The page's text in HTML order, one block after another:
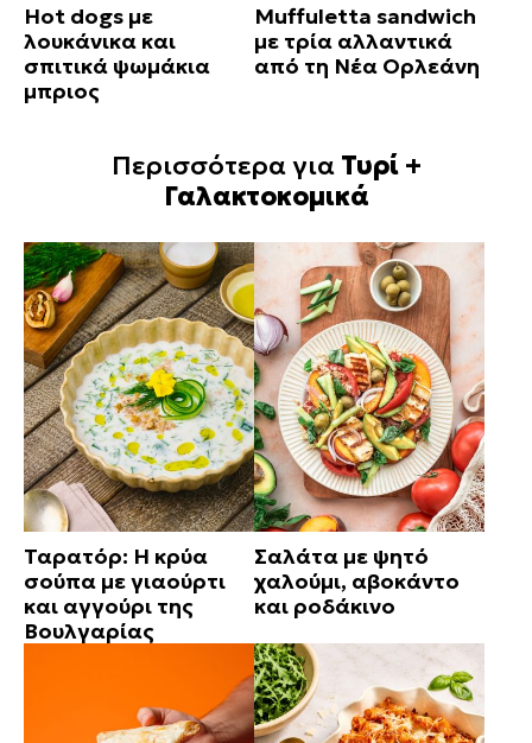
Hot dogs με
λουκάνικα και
σπιτικά ψωμάκια
μπριος
Muffuletta sandwich
με τρία αλλαντικά
από τη Νέα Ορλεάνη
Περισσότερα για Τυρί +
Γαλακτοκομικά
Ταρατόρ: Η κρύα
σούπα με γιαούρτι
και αγγούρι της
Βουλγαρίας
Σαλάτα με ψητό
χαλούμι, αβοκάντο
και ροδάκινο